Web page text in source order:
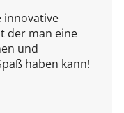
innovative
der man eine
und
haben kann!